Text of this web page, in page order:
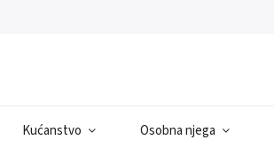
Kućanstvo Osobna njega